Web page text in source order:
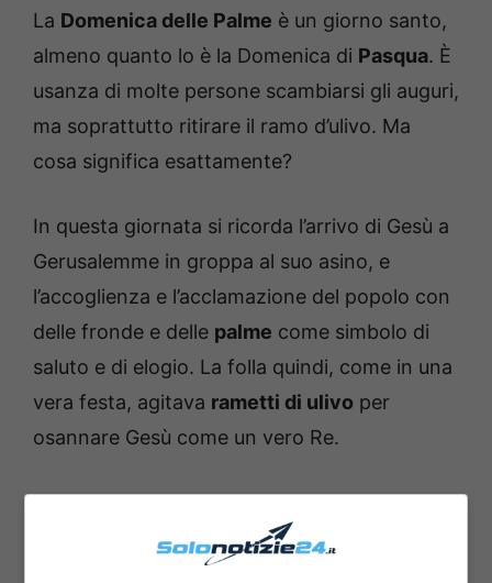
La Domenica delle Palme è un giorno santo,
almeno quanto lo è la Domenica di Pasqua. È
usanza di molte persone scambiarsi gli auguri,
ma soprattutto ritirare il ramo d’ulivo. Ma
cosa significa esattamente?
In questa giornata si ricorda l’arrivo di Gesù a
Gerusalemme in groppa al suo asino, e
l’accoglienza e l’acclamazione del popolo con
delle fronde e delle palme come simbolo di
saluto e di elogio. La folla quindi, come in una
vera festa, agitava rametti di ulivo per
osannare Gesù come un vero Re.